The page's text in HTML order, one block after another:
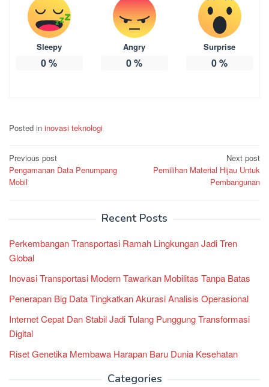
Sleepy
0%
Angry
0%
Surprise
0%
Posted in inovasi teknologi
Post
navigation
Previous post
Pengamanan Data Penumpang
Mobil
Next post
Pemilihan Material Hijau Untuk
Pembangunan
Recent Posts
Perkembangan Transportasi Ramah Lingkungan Jadi Tren
Global
Inovasi Transportasi Modern Tawarkan Mobilitas Tanpa Batas
Penerapan Big Data Tingkatkan Akurasi Analisis Operasional
Internet Cepat Dan Stabil Jadi Tulang Punggung Transformasi
Digital
Riset Genetika Membawa Harapan Baru Dunia Kesehatan
Categories